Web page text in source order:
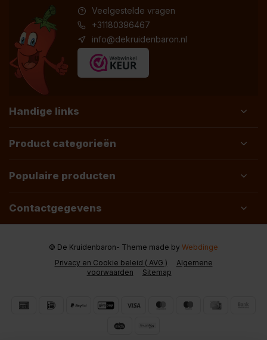
Veelgestelde vragen
+31180396467
info@dekruidenbaron.nl
Handige links
Product categorieën
Populaire producten
Contactgegevens
Privacy en Cookie beleid ( AVG )
Algemene
voorwaarden
Sitemap
© De Kruidenbaron- Theme made by Webdinge